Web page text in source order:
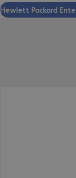
Hewlett Packard